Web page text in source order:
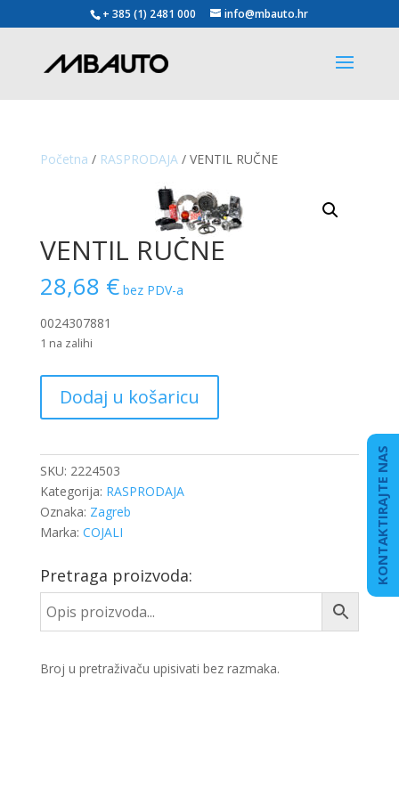
+ 385 (1) 2481 000 info@mbauto.hr
Početna / RASPRODAJA/ VENTIL RUČNE
VENTIL RUČNE
28,68 € bez PDV-a
0024307881
1 na zalihi
RUČNE
količina
Dodaj u košaricu
SKU: 2224503
Kategorija: RASPRODAJA
Oznaka: Zagreb
Marka: COJALI
Pretraga proizvoda:
Broj u pretraživaču upisivati bez razmaka.
KONTAKTIRAJTE NAS